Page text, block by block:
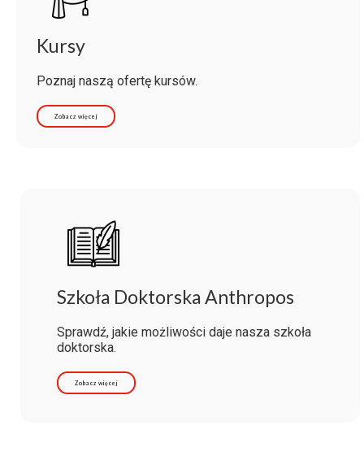
Kursy
Poznaj naszą ofertę kursów.
Zobacz więcej
Szkoła Doktorska Anthropos
Sprawdź, jakie możliwości daje nasza szkoła
doktorska.
Zobacz więcej